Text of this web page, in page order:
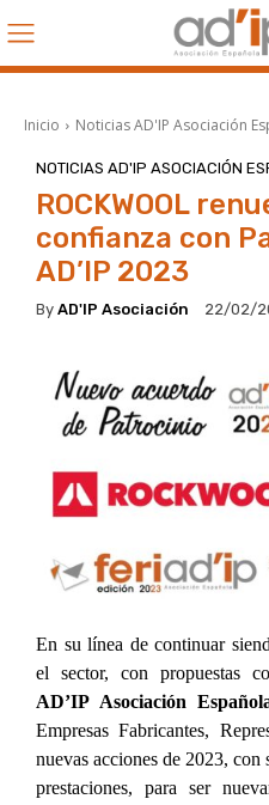
Inicio Noticias AD'IP Asociación
NOTICIAS AD'IP ASOCIACIÓN
ROCKWOOL
confianza con
AD’IP 2023
By AD'IP Asociación 22/02/
En su línea de continuar
el sector, con propuestas
AD’IP Asociación
Empresas Fabricantes,
nuevas acciones de 2023,
prestaciones, para ser